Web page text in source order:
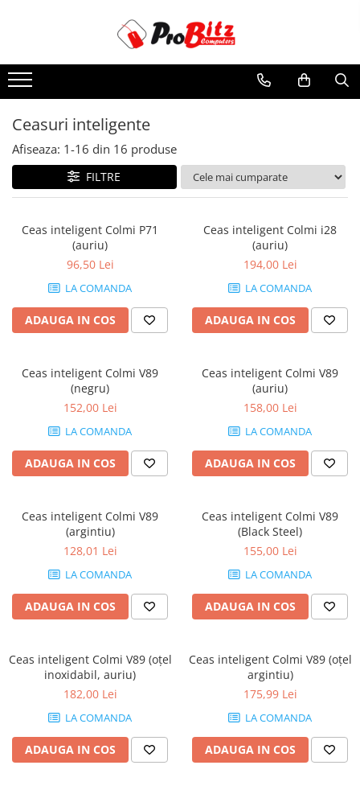
Laptopuri si accesorii
Laptopuri Noi
Laptopuri Renew
Laptopuri Refurbished
Laptopuri Second-hand
Memorii laptop
Baterii laptop
Componente REFURBISHED Laptop
Hard Disk-uri Refurbished
Accesorii Laptop
Genti Laptop
Incarcatoare laptop
Incarcatoare laptop refurbished
Standuri și Coolere Laptop
Alte accesorii
Card reader
Calculatoare
Calculatoare NOI
Calculatoare Mini NOI
Calculatoare GAMING
Calculatoare WORKSTATION
Componente PC NOI
Hard Disk-uri Desktop
Memorii PC
Procesoare
Ceasuri inteligente
Afiseaza: 1-16 din 16 produse
FILTRE
Ceas inteligent Colmi P71
(auriu)
96,50 Lei
LA COMANDA
ADAUGA IN COS
Ceas inteligent Colmi i28
(auriu)
194,00 Lei
LA COMANDA
ADAUGA IN COS
Ceas inteligent Colmi V89
(negru)
152,00 Lei
LA COMANDA
ADAUGA IN COS
Ceas inteligent Colmi V89
(auriu)
158,00 Lei
LA COMANDA
ADAUGA IN COS
Ceas inteligent Colmi V89
(argintiu)
128,01 Lei
LA COMANDA
ADAUGA IN COS
Ceas inteligent Colmi V89
(Black Steel)
155,00 Lei
LA COMANDA
ADAUGA IN COS
Ceas inteligent Colmi V89 (oțel
inoxidabil, auriu)
182,00 Lei
LA COMANDA
ADAUGA IN COS
Ceas inteligent Colmi V89 (oțel
argintiu)
175,99 Lei
LA COMANDA
ADAUGA IN COS